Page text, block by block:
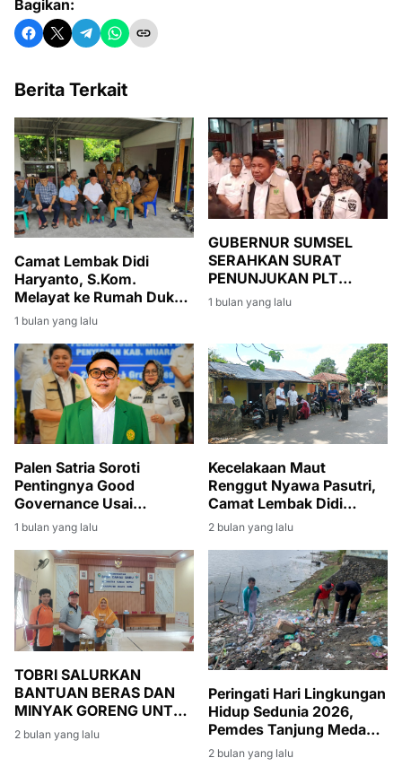
Bagikan:
Berita Terkait
Camat Lembak Didi
Haryanto, S.Kom.
Melayat ke Rumah Duka
Istri Sekcam Gelumbang
1 bulan yang lalu
GUBERNUR SUMSEL
SERAHKAN SURAT
PENUNJUKAN PLT
BUPATI MUARA ENIM,
SUMARNI DIMINTA JAGA
PEMERINTAHAN DAN
PEMBANGUNAN
1 bulan yang lalu
Palen Satria Soroti
Pentingnya Good
Governance Usai
Penyerahan SK PLT
Bupati Muara Enim
kepada Sumarni
1 bulan yang lalu
Kecelakaan Maut
Renggut Nyawa Pasutri,
Camat Lembak Didi
Haryanto Turut Berduka
dan Melayat
2 bulan yang lalu
TOBRI SALURKAN
BANTUAN BERAS DAN
MINYAK GORENG UNTUK
WARGA BANSOS DI
DESA DANAU BARU
2 bulan yang lalu
Peringati Hari Lingkungan
Hidup Sedunia 2026,
Pemdes Tanjung Medang
Gelar Gotong Royong
Massal
2 bulan yang lalu